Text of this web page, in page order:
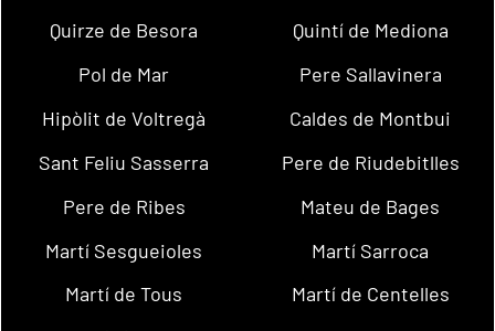
Quirze de Besora
Quintí de Mediona
Pol de Mar
Pere Sallavinera
Hipòlit de Voltregà
Caldes de Montbui
Sant Feliu Sasserra
Pere de Riudebitlles
Pere de Ribes
Mateu de Bages
Martí Sesgueioles
Martí Sarroca
Martí de Tous
Martí de Centelles